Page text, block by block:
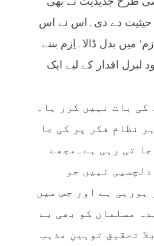
حیثیت دے دی۔اس نے اس
میں بدل ڈالا۔اِزم بننے
لبرل اقدار کے لیے ایک
کی بات نہیں کرر ہا۔
نظامِ فکر پر کی جا
تی رہی ہے۔مجھے
نہیں جو
ہورہی ہے اور جس میں
مسلمان کو بھی بے
تحقیق توہینِ مذہب